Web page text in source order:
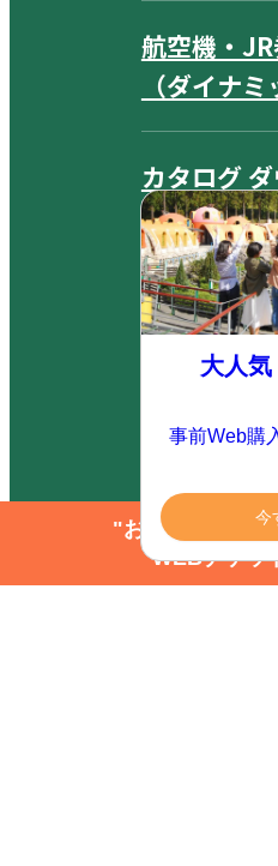
航空機・
（ダイナ
カタログ
よくあるご
サイトマッ
サイト内検
お問い合わ
"お得にアクティ
WEBチケッ
大人気
事前Web購
今